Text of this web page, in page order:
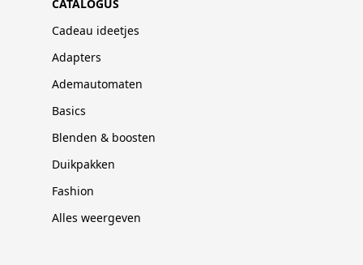
CATALOGUS
Cadeau ideetjes
Adapters
Ademautomaten
Basics
Blenden & boosten
Duikpakken
Fashion
Alles weergeven